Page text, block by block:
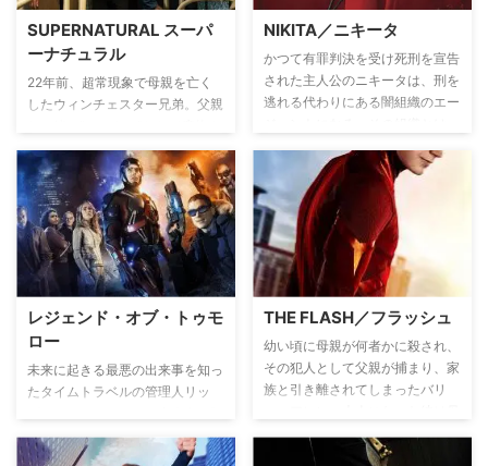
いが…。
て、3人は歴史を守ることが出来
るのか…!?そして、男の目的と
は…!?
SUPERNATURAL スーパ
ーナチュラル
22年前、超常現象で母親を亡く
したウィンチェスター兄弟。父親
怪物と戦う訓練を受けてきた兄デ
ィーンと、一度は諦めたものの兄
に説得されハンターとなる大学生
だった４歳年下の弟サム。突如行
方不明になった父ジョンを探す旅
に出た二人は、悪魔による危険な
罠が遭いながらも、協力して悪霊
退治を続け、母の死の謎を解いて
いく。
NIKITA／ニキータ
かつて有罪判決を受け死刑を宣告
された主人公のニキータは、刑を
逃れる代わりにある闇組織のエー
サイト＞が、国家のためという名
目で自分たちの陰謀を遂行させる
ために作った＜ディヴィジョン
＞。ニキータはディヴィジョンで
厳しい訓練を受け、一流の暗殺者
へと育て上げられた。しかし、た
った一人の愛する人を組織に奪わ
れたことで組織から抜け出すこと
を決意し、脱走。それから3年
後。再び組織の前に姿を現したニ
キータは、組織で身につけた術を
レジェンド・オブ・トゥモ
ロー
未来に起きる最悪の出来事を知っ
たタイムトラベルの管理人リッ
止するため、ヒーローとヴィラン
を集めた混成チームを結成。個性
THE FLASH／フラッシュ
幼い頃に母親が何者かに殺され、
その犯人として父親が捕まり、家
族と引き離されてしまったバリ
すべく、科学の道へ進む。ところ